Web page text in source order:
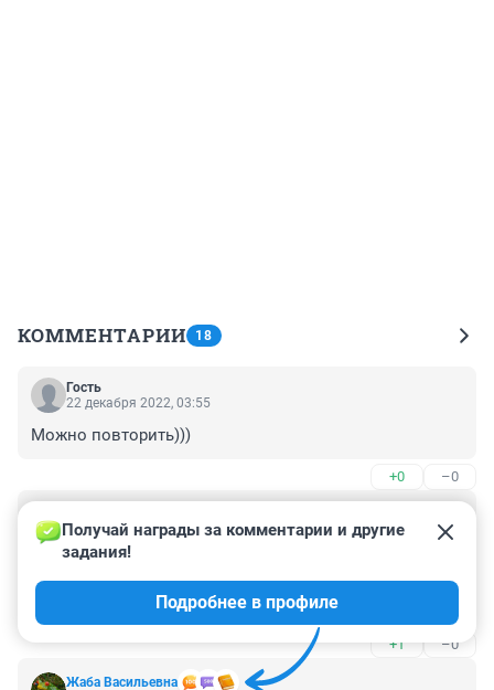
КОММЕНТАРИИ 18
Гость
22 декабря 2022, 03:55
Можно повторить)))
+0 –0
20 декабря 2022, 21:24
Собчак была, есть и останется высокообразованным
человеком, которому мало кто в Сибирской дыре
годится в подметки. Поэтому её реакция самая
правильная. Смех над сибирскими "гениями
журналистики".
+1 –0
Жаба Васильевна
Получай награды за комментарии и другие
задания!
Подробнее в профиле